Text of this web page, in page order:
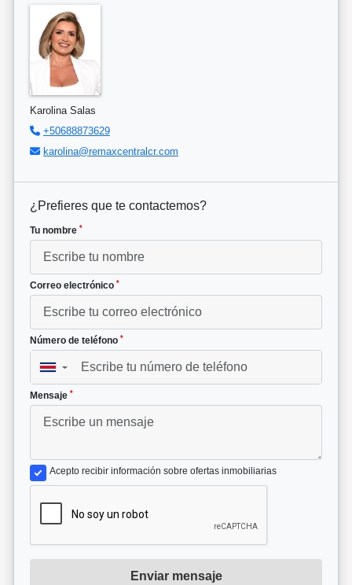
Karolina Salas
+50688873629
karolina@remaxcentralcr.com
¿Prefieres que te contactemos?
Tu nombre *
Correo electrónico *
Número de teléfono *
▼
Mensaje *
Acepto recibir información sobre ofertas inmobiliarias
Enviar mensaje